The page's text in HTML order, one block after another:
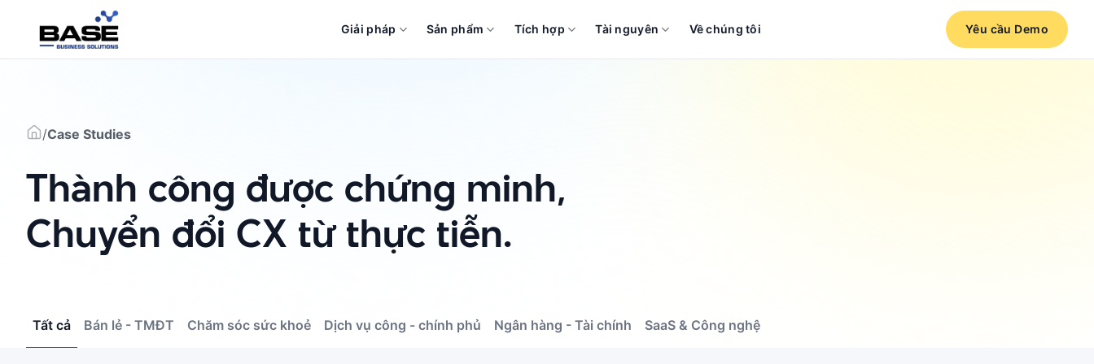
Giải pháp Sản phẩm Tích hợp Tài nguyên Về chúng tôi Yêu cầu Demo
/Case Studies
Thành công được chứng minh,
Chuyển đổi CX từ thực tiễn.
Tất cả Bán lẻ - TMĐT Chăm sóc sức khoẻ Dịch vụ công - chính phủ Ngân hàng - Tài chính SaaS & Công nghệ